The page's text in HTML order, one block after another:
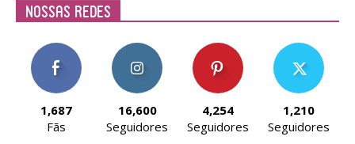
Nossas Redes
1,687
Fãs
16,600
Seguidores
4,254
Seguidores
1,210
Seguidores